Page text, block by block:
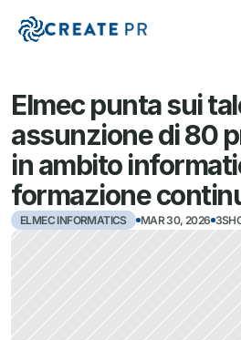
Elmec punta sui
assunzione di 80
in ambito
formazione
ELMEC INFORMATICS MAR 30, 2026